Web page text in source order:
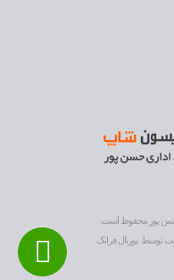
حسن پور محفوظ است
توسط پورتال فراتک